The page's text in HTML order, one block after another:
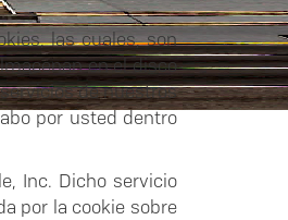
las cuales, son
en el disco
de nuestros
por usted dentro
Inc. Dicho servicio
por la cookie sobre